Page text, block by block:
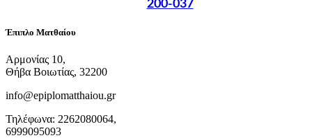
200-037
Έπιπλο Ματθαίου
Αρμονίας 10,
Θήβα Βοιωτίας, 32200
info@epiplomatthaiou.gr
Τηλέφωνα: 2262080064,
6999095093